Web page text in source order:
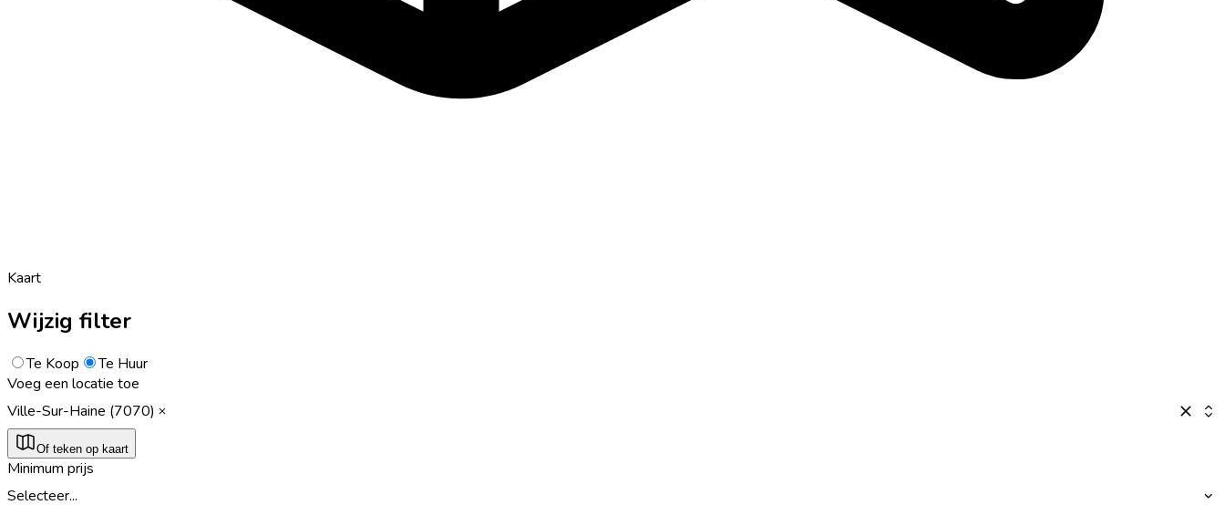
Kaart
Wijzig filter
Te Koop
Te Huur
Voeg een locatie toe
Ville-Sur-Haine (7070)
Of teken op kaart
Minimum prijs
Selecteer...